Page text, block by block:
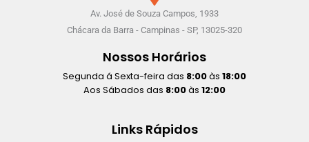
Av. José de Souza Campos, 1933
Chácara da Barra - Campinas - SP, 13025-320
Nossos Horários
Segunda á Sexta-feira das 8:00às 18:00
Aos Sábados das 8:00às 12:00
Links Rápidos